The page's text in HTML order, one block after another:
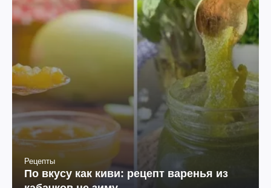
Рецепты
По вкусу как киви: рецепт варенья из